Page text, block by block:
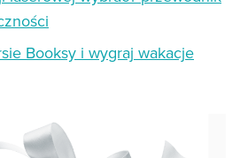
Booksy i wygraj wakacje